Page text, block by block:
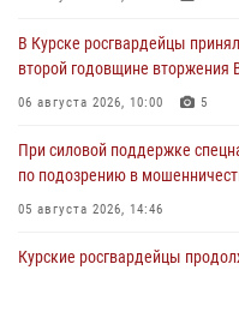
В Курске росгвардейцы
второй годовщине вторжения
06 августа 2026, 10:00 5
При силовой поддержке
по подозрению в
05 августа 2026, 14:46
Курские росгвардейцы